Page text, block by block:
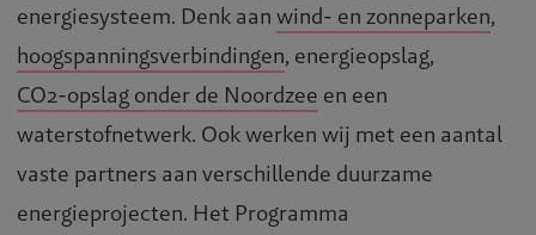
energiesysteem. Denk aanwind- en zonneparken,
hoogspanningsverbindingen, energieopslag,
CO2-opslag onder de Noordzee en een
waterstofnetwerk. Ook werken wij met een aantal
vaste partners aan verschillende duurzame
energieprojecten. Het Programma